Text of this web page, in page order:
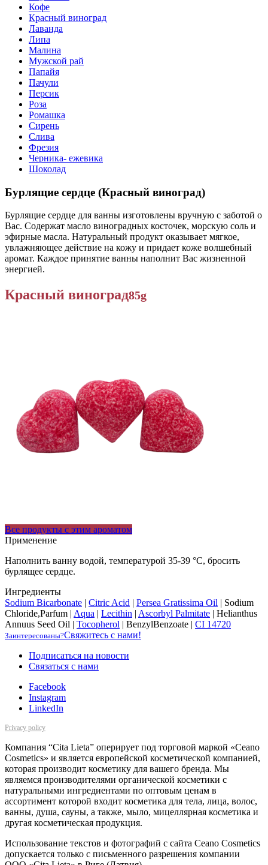
Кофе
Красный виноград
Лаванда
Липа
Малина
Мужской рай
Папайя
Пачули
Персик
Роза
Ромашка
Сирень
Слива
Фрезия
Черника- ежевика
Шоколад
Бурлящие сердце (Красный виноград)
Бурлящие сердце для ванны изготовлены вручную с заботой о
Вас. Содержат масло виноградных косточек, морскую соль и
эфирные масла. Натуральный продукт оказывает мягкое,
увлажняющее действие на кожу и придает коже волшебный
аромат. Каждое принятие ванны наполнит Вас жизненной
энергией.
Красный виноград85g
Все продукты с этим ароматом
Применение
Наполнить ванну водой, температурой 35-39 °C, бросить
бурлящee сердце.
Ингредиенты
Sodium Bicarbonate | Citric Acid | Persea Gratissima Oil | Sodium
Chloride,Parfum | Aqua | Lecithin | Ascorbyl Palmitate | Helianthus
Annuus Seed Oil | Tocopherol | BenzylBenzoate | CI 14720
Заинтересованы?Свяжитесь с нами!
Подписаться на новости
Cвязаться с нами
Facebook
Instagram
LinkedIn
Privacy policy
Компания “Cita Lieta” оперирует под торговой маркой «Ceano
Cosmetics» и является европейской косметической компанией,
которая производит косметику для вашего бренда. Мы
являемся производителями органической косметики с
натуральными ингредиентами по оптовым ценам в
ассортимент которой входит косметика для тела, лица, волос,
ванны, душа, сауны, а также, мыло, мицеллярная косметика и
другая косметическая продукция.
Использование текстов и фотографий с сайта Ceano Cosmetics
допускается только с письменного разрешения компании